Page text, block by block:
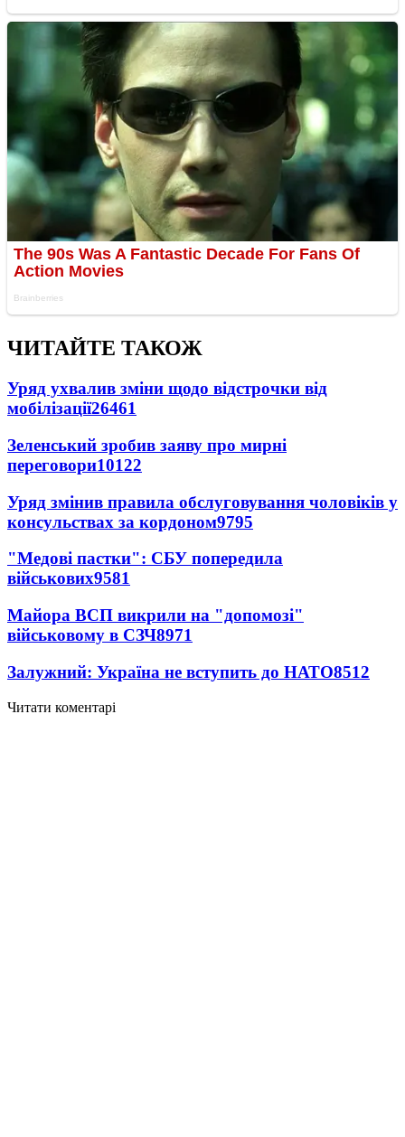
ЧИТАЙТЕ ТАКОЖ
Уряд ухвалив зміни щодо відстрочки від
мобілізації26461
Зеленський зробив заяву про мирні
переговори10122
Уряд змінив правила обслуговування чоловіків у
консульствах за кордоном9795
"Медові пастки": СБУ попередила
військових9581
Майора ВСП викрили на "допомозі"
військовому в СЗЧ8971
Залужний: Україна не вступить до НАТО8512
Читати коментарі